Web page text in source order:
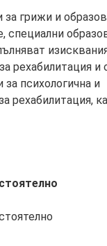
грижи и
специални
рехабилитация и
психологична и
рехабилитация,